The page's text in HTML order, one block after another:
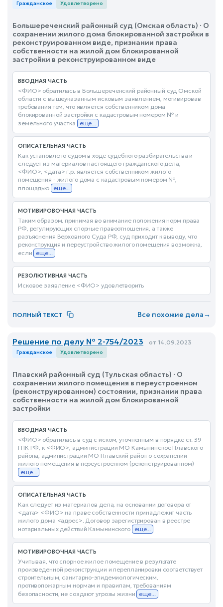
Гражданское Удовлетворено
Большереченский районный суд (Омская область) · О
сохранении жилого дома блокированной застройки в
реконструированном виде, признании права
собственности на жилой дом блокированной
застройки в реконструированном виде
ВВОДНАЯ ЧАСТЬ
<ФИО> обратилась в Большереченский районный суд Омской
области с вышеуказанным исковым заявлением, мотивировав
требования тем, что является собственником дома
блокированной застройки с кадастровым номером № и
земельного участка
еще...
ОПИСАТЕЛЬНАЯ ЧАСТЬ
Как установлено судом в ходе судебного разбирательства и
следует из материалов настоящего гражданского дела,
<ФИО>, <дата> г.р. является собственником жилого
помещения - жилого дома с кадастровым номером №,
площадью еще...
МОТИВИРОВОЧНАЯ ЧАСТЬ
Таким образом, принимая во внимание положения норм права
РФ, регулирующих спорные правоотношения, а также
разъяснения Верховного Суда РФ, суд приходит к выводу, что
реконструкция и переустройство жилого помещения возможна,
если еще...
РЕЗОЛЮТИВНАЯ ЧАСТЬ
Исковое заявление <ФИО> удовлетворить
ПОЛНЫЙ ТЕКСТ Все похожие дела→
Решение по делу № 2-754/2023 от 14.09.2023
Гражданское Удовлетворено
Плавский районный суд (Тульская область) · О
сохранении жилого помещения в переустроенном
(реконструированном) состоянии, признании права
собственности на жилой дом блокированной
застройки
ВВОДНАЯ ЧАСТЬ
<ФИО> обратилась в суд с иском, уточненным в порядке ст. 39
ГПК РФ, к <ФИО>, администрации МО Камынинское Плавского
района, администрации МО Плавский район о сохранении
жилого помещения в переустроенном (реконструированном)
еще...
ОПИСАТЕЛЬНАЯ ЧАСТЬ
Как следует из материалов дела, на основании договора от
<дата> <ФИО> на праве собственности принадлежит часть
жилого дома <адрес>. Договор зарегистрирован в реестре
нотариальных действий Камынинского еще...
МОТИВИРОВОЧНАЯ ЧАСТЬ
Учитывая, что спорное жилое помещение в результате
произведенной реконструкции и перепланировки соответствует
строительным, санитарно-эпидемиологическим,
противопожарным нормам и правилам, требованиям
безопасности, не создают угрозы жизни еще...